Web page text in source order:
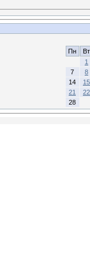
Пн
Вт
1
7
8
14
15
21
22
28